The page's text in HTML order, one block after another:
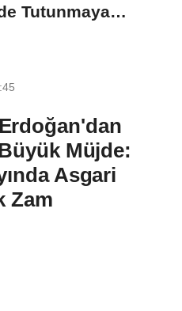
Tutunmaya
Müjde:
Asgari
Zam